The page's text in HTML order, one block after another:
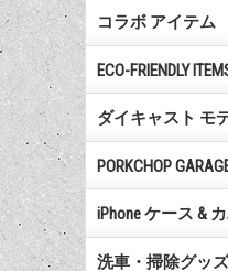
コラボ アイテム
ECO-FRIENDLY
ダイキャスト モ
PORKCHOP
iPhone ケース &
洗車・掃除グッ